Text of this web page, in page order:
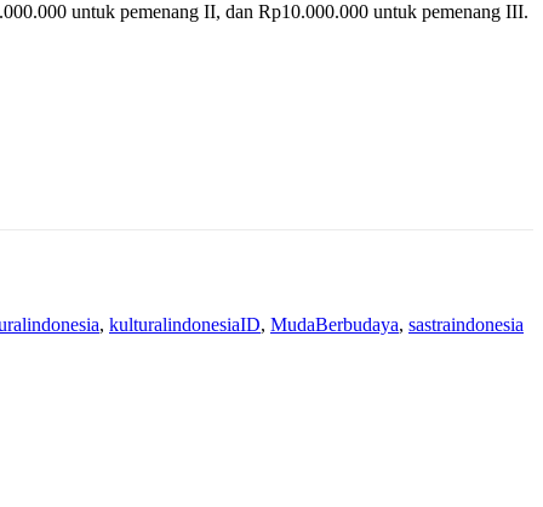
untuk pemenang II, dan Rp10.000.000 untuk pemenang III.
, kulturalindonesiaID, MudaBerbudaya, sastraindonesia